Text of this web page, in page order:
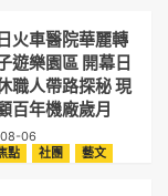
火車醫院華麗轉
遊樂園區 開幕日
職人帶路探秘 現
百年機廠歲月
06
點 社團 藝文